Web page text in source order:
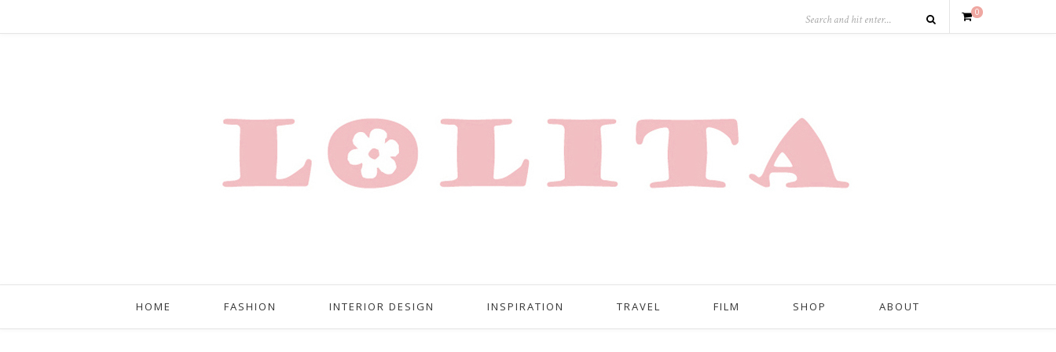
0
HOME FASHION INTERIOR DESIGN INSPIRATION TRAVEL FILM SHOP ABOUT